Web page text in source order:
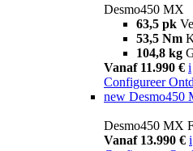
Desmo450 MX
63,5 pk
53,5 Nm
104,8 kg
Vanaf 11.990 € i
Configureer
new Desmo450
Desmo450 MX
Vanaf 13.990 € i